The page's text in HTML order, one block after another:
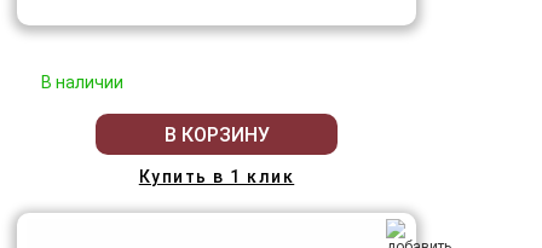
В наличии
В КОРЗИНУ
Купить в 1 клик